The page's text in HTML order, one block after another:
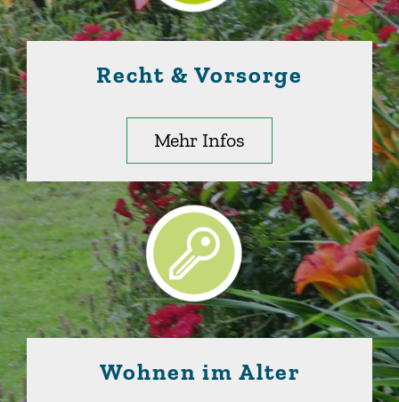
Recht & Vorsorge
Mehr Infos
Wohnen im Alter